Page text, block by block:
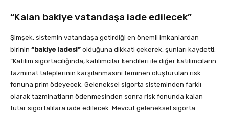
“Kalan bakiye vatandaşa iade edilecek”
Şimşek, sistemin vatandaşa getirdiği en önemli imkanlardan
birinin “bakiye iadesi” olduğuna dikkati çekerek, şunları kaydetti:
“Katılım sigortacılığında, katılımcılar kendileri ile diğer katılımcıların
tazminat taleplerinin karşılanmasını teminen oluşturulan risk
fonuna prim ödeyecek. Geleneksel sigorta sisteminden farklı
olarak tazminatların ödenmesinden sonra risk fonunda kalan
tutar sigortalılara iade edilecek. Mevcut geleneksel sigorta